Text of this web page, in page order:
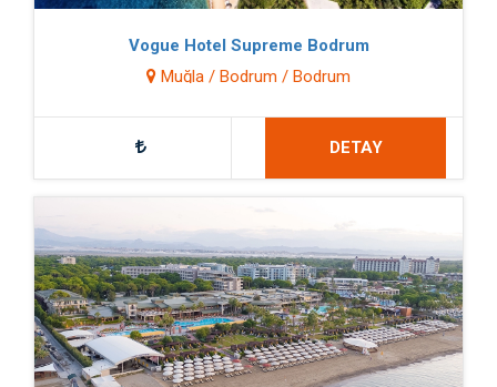
Vogue Hotel Supreme Bodrum
Muğla / Bodrum / Bodrum
DETAY